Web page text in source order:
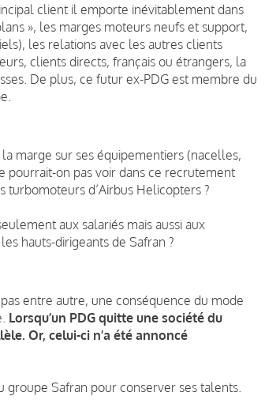
client il emporte inévitablement dans
», les marges moteurs neufs et support,
les relations avec les autres clients
clients directs, français ou étrangers, la
De plus, ce futur ex-PDG est membre du
marge sur ses équipementiers (nacelles,
pourrait-on pas voir dans ce recrutement
turbomoteurs d’Airbus Helicopters ?
aux salariés mais aussi aux
hauts-dirigeants de Safran ?
entre autre, une conséquence du mode
Lorsqu’un PDG quitte une société du
Or, celui-ci n’a été annoncé
Safran pour conserver ses talents.